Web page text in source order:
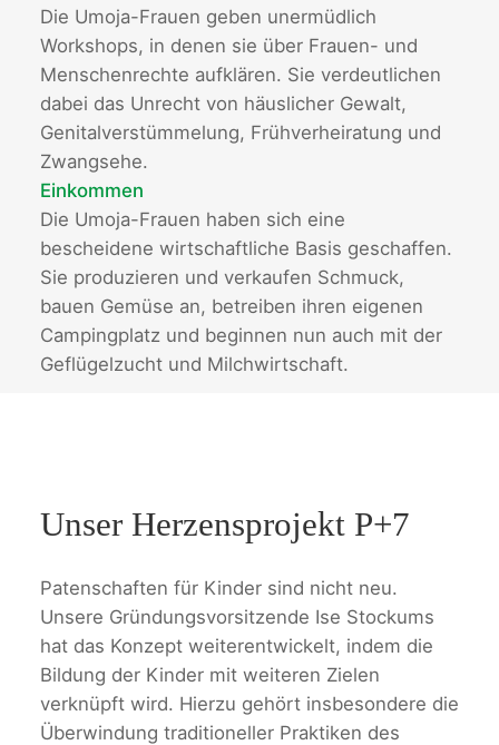
Die Umoja-Frauen geben unermüdlich
Workshops, in denen sie über Frauen- und
Menschenrechte aufklären. Sie verdeutlichen
dabei das Unrecht von häuslicher Gewalt,
Genitalverstümmelung, Frühverheiratung und
Zwangsehe.
Einkommen
Die Umoja-Frauen haben sich eine
bescheidene wirtschaftliche Basis geschaffen.
Sie produzieren und verkaufen Schmuck,
bauen Gemüse an, betreiben ihren eigenen
Campingplatz und beginnen nun auch mit der
Geflügelzucht und Milchwirtschaft.
Unser Herzensprojekt P+7
Patenschaften für Kinder sind nicht neu.
Unsere Gründungsvorsitzende Ise Stockums
hat das Konzept weiterentwickelt, indem die
Bildung der Kinder mit weiteren Zielen
verknüpft wird. Hierzu gehört insbesondere die
Überwindung traditioneller Praktiken des